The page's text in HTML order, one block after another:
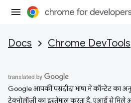
Docs Chrome DevTools
Google आपकी पसंदीदा भाषा में कॉन्टेंट का
टेक्नोलॉजी का इस्तेमाल करता है. एआई से मिले